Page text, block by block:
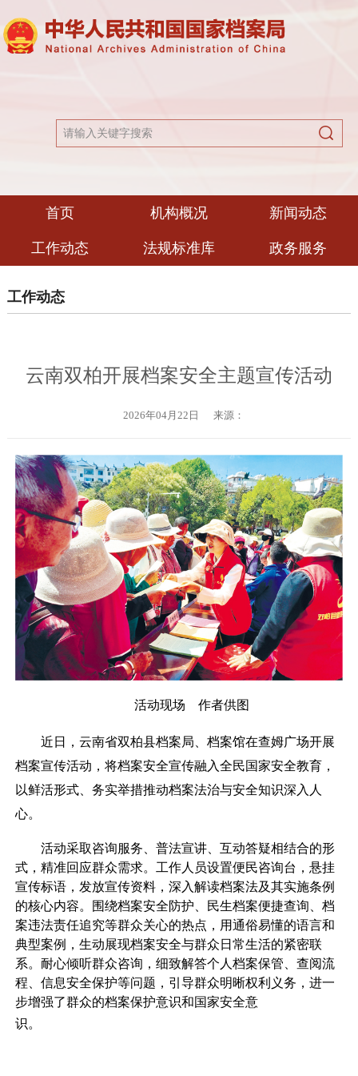
首页 机构概况 新闻动态
工作动态 法规标准库 政务服务
工作动态
云南双柏开展档案安全主题宣传活动
2026年04月22日 来源：
活动现场 作者供图
近日，云南省双柏县档案局、档案馆在查姆广场开展
档案宣传活动，将档案安全宣传融入全民国家安全教育，
以鲜活形式、务实举措推动档案法治与安全知识深入人
心。
活动采取咨询服务、普法宣讲、互动答疑相结合的形
式，精准回应群众需求。工作人员设置便民咨询台，悬挂
宣传标语，发放宣传资料，深入解读档案法及其实施条例
的核心内容。围绕档案安全防护、民生档案便捷查询、档
案违法责任追究等群众关心的热点，用通俗易懂的语言和
典型案例，生动展现档案安全与群众日常生活的紧密联
系。耐心倾听群众咨询，细致解答个人档案保管、查阅流
程、信息安全保护等问题，引导群众明晰权利义务，进一
步增强了群众的档案保护意识和国家安全意
识。